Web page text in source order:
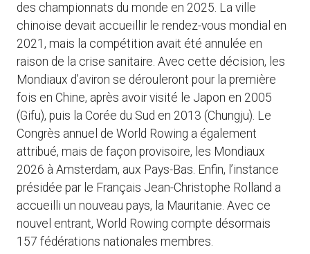
des championnats du monde en 2025. La ville
chinoise devait accueillir le rendez-vous mondial en
2021, mais la compétition avait été annulée en
raison de la crise sanitaire. Avec cette décision, les
Mondiaux d’aviron se dérouleront pour la première
fois en Chine, après avoir visité le Japon en 2005
(Gifu), puis la Corée du Sud en 2013 (Chungju). Le
Congrès annuel de World Rowing a également
attribué, mais de façon provisoire, les Mondiaux
2026 à Amsterdam, aux Pays-Bas. Enfin, l’instance
présidée par le Français Jean-Christophe Rolland a
accueilli un nouveau pays, la Mauritanie. Avec ce
nouvel entrant, World Rowing compte désormais
157 fédérations nationales membres.